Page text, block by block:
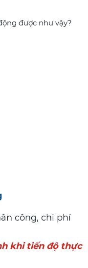
công, chi phí
khi tiến độ thực